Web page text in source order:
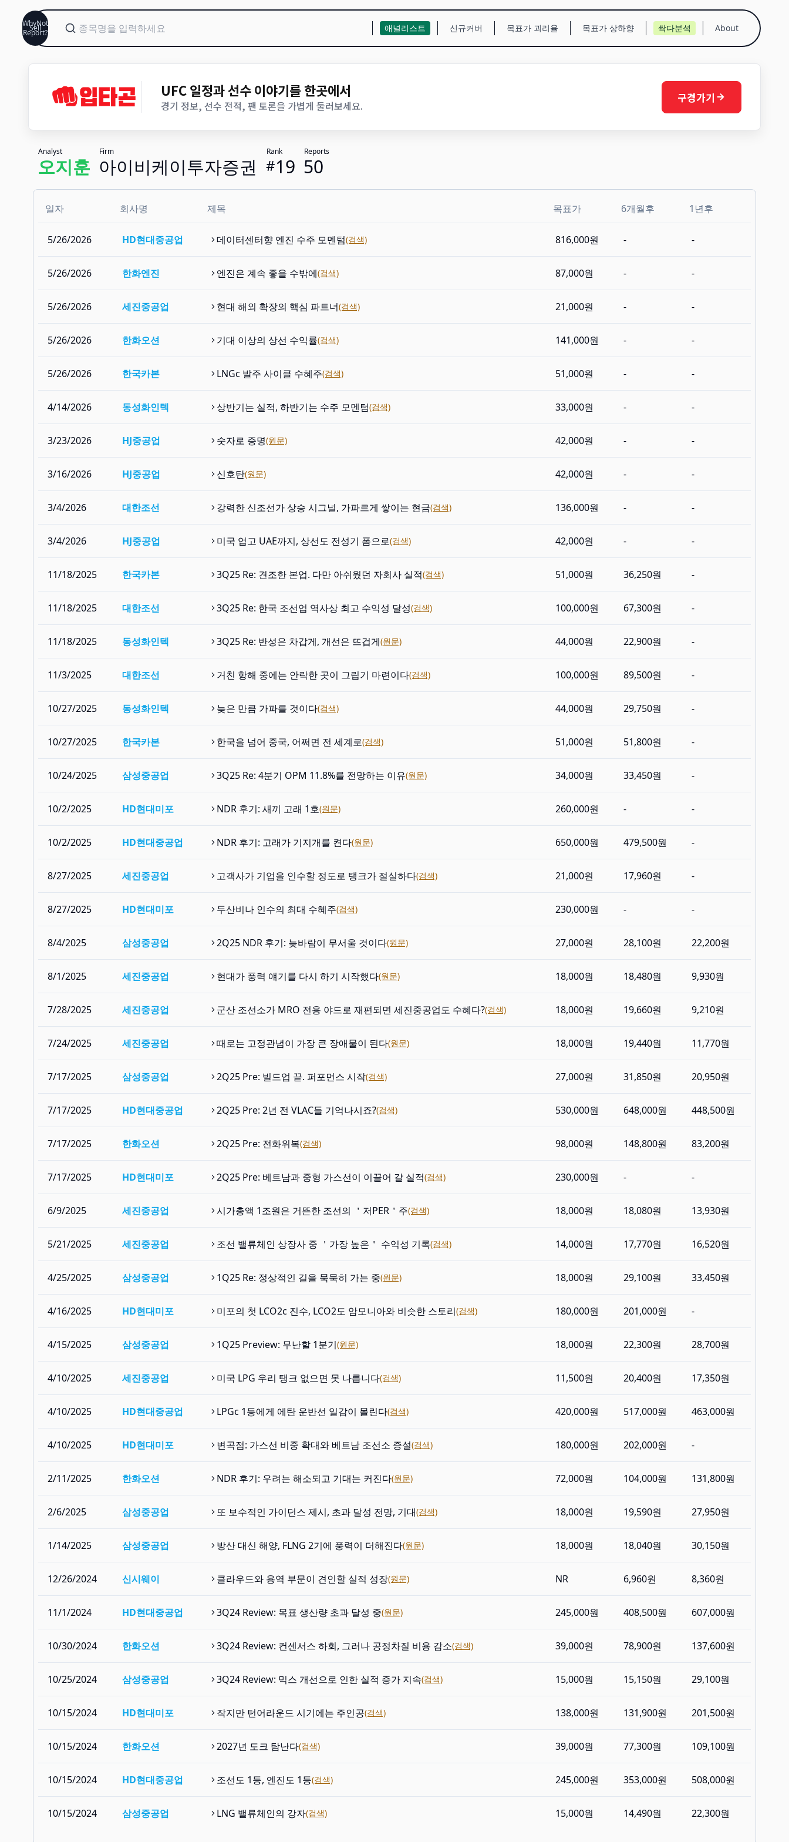
WhyNot
Sell
Report? 애널리스트 신규커버 목표가 괴리율 목표가 상하향 싹다분석 About
UFC 일정과 선수 이야기를 한곳에서
경기 정보, 선수 전적, 팬 토론을 가볍게 둘러보세요.
구경가기
Analyst
오지훈
Firm
아이비케이투자증권
Rank
#19
Reports
50
일자 회사명 제목 목표가 6개월후 1년후
5/26/2026 HD현대중공업 데이터센터향 엔진 수주 모멘텀(검색) 816,000원 - -
5/26/2026 한화엔진 엔진은 계속 좋을 수밖에(검색) 87,000원 - -
5/26/2026 세진중공업 현대 해외 확장의 핵심 파트너(검색) 21,000원 - -
5/26/2026 한화오션 기대 이상의 상선 수익률(검색) 141,000원 - -
5/26/2026 한국카본 LNGc 발주 사이클 수혜주(검색) 51,000원 - -
4/14/2026 동성화인텍 상반기는 실적, 하반기는 수주 모멘텀(검색) 33,000원 - -
3/23/2026 HJ중공업 숫자로 증명(원문) 42,000원 - -
3/16/2026 HJ중공업 신호탄(원문) 42,000원 - -
3/4/2026 대한조선 강력한 신조선가 상승 시그널, 가파르게 쌓이는 현금(검색) 136,000원 - -
3/4/2026 HJ중공업 미국 업고 UAE까지, 상선도 전성기 폼으로(검색) 42,000원 - -
11/18/2025 한국카본 3Q25 Re: 견조한 본업. 다만 아쉬웠던 자회사 실적(검색) 51,000원 36,250원 -
11/18/2025 대한조선 3Q25 Re: 한국 조선업 역사상 최고 수익성 달성(검색) 100,000원 67,300원 -
11/18/2025 동성화인텍 3Q25 Re: 반성은 차갑게, 개선은 뜨겁게(원문) 44,000원 22,900원 -
11/3/2025 대한조선 거친 항해 중에는 안락한 곳이 그립기 마련이다(검색) 100,000원 89,500원 -
10/27/2025 동성화인텍 늦은 만큼 가파를 것이다(검색) 44,000원 29,750원 -
10/27/2025 한국카본 한국을 넘어 중국, 어쩌면 전 세계로(검색) 51,000원 51,800원 -
10/24/2025 삼성중공업 3Q25 Re: 4분기 OPM 11.8%를 전망하는 이유(원문) 34,000원 33,450원 -
10/2/2025 HD현대미포 NDR 후기: 새끼 고래 1호(원문) 260,000원 - -
10/2/2025 HD현대중공업 NDR 후기: 고래가 기지개를 켠다(원문) 650,000원 479,500원 -
8/27/2025 세진중공업 고객사가 기업을 인수할 정도로 탱크가 절실하다(검색) 21,000원 17,960원 -
8/27/2025 HD현대미포 두산비나 인수의 최대 수혜주(검색) 230,000원 - -
8/4/2025 삼성중공업 2Q25 NDR 후기: 늦바람이 무서울 것이다(원문) 27,000원 28,100원 22,200원
8/1/2025 세진중공업 현대가 풍력 얘기를 다시 하기 시작했다(원문) 18,000원 18,480원 9,930원
7/28/2025 세진중공업 군산 조선소가 MRO 전용 야드로 재편되면 세진중공업도 수혜다?(검색) 18,000원 19,660원 9,210원
7/24/2025 세진중공업 때로는 고정관념이 가장 큰 장애물이 된다(원문) 18,000원 19,440원 11,770원
7/17/2025 삼성중공업 2Q25 Pre: 빌드업 끝. 퍼포먼스 시작(검색) 27,000원 31,850원 20,950원
7/17/2025 HD현대중공업 2Q25 Pre: 2년 전 VLAC들 기억나시죠?(검색) 530,000원 648,000원 448,500원
7/17/2025 한화오션 2Q25 Pre: 전화위복(검색) 98,000원 148,800원 83,200원
7/17/2025 HD현대미포 2Q25 Pre: 베트남과 중형 가스선이 이끌어 갈 실적(검색) 230,000원 - -
6/9/2025 세진중공업 시가총액 1조원은 거뜬한 조선의 ＇저PER＇주(검색) 18,000원 18,080원 13,930원
5/21/2025 세진중공업 조선 밸류체인 상장사 중 ＇가장 높은＇ 수익성 기록(검색) 14,000원 17,770원 16,520원
4/25/2025 삼성중공업 1Q25 Re: 정상적인 길을 묵묵히 가는 중(원문) 18,000원 29,100원 33,450원
4/16/2025 HD현대미포 미포의 첫 LCO2c 진수, LCO2도 암모니아와 비슷한 스토리(검색) 180,000원 201,000원 -
4/15/2025 삼성중공업 1Q25 Preview: 무난할 1분기(원문) 18,000원 22,300원 28,700원
4/10/2025 세진중공업 미국 LPG 우리 탱크 없으면 못 나릅니다(검색) 11,500원 20,400원 17,350원
4/10/2025 HD현대중공업 LPGc 1등에게 에탄 운반선 일감이 몰린다(검색) 420,000원 517,000원 463,000원
4/10/2025 HD현대미포 변곡점: 가스선 비중 확대와 베트남 조선소 증설(검색) 180,000원 202,000원 -
2/11/2025 한화오션 NDR 후기: 우려는 해소되고 기대는 커진다(원문) 72,000원 104,000원 131,800원
2/6/2025 삼성중공업 또 보수적인 가이던스 제시, 초과 달성 전망, 기대(검색) 18,000원 19,590원 27,950원
1/14/2025 삼성중공업 방산 대신 해양, FLNG 2기에 풍력이 더해진다(원문) 18,000원 18,040원 30,150원
12/26/2024 신시웨이 클라우드와 용역 부문이 견인할 실적 성장(원문) NR 6,960원 8,360원
11/1/2024 HD현대중공업 3Q24 Review: 목표 생산량 초과 달성 중(원문) 245,000원 408,500원 607,000원
10/30/2024 한화오션 3Q24 Review: 컨센서스 하회, 그러나 공정차질 비용 감소(검색) 39,000원 78,900원 137,600원
10/25/2024 삼성중공업 3Q24 Review: 믹스 개선으로 인한 실적 증가 지속(검색) 15,000원 15,150원 29,100원
10/15/2024 HD현대미포 작지만 턴어라운드 시기에는 주인공(검색) 138,000원 131,900원 201,500원
10/15/2024 한화오션 2027년 도크 탐난다(검색) 39,000원 77,300원 109,100원
10/15/2024 HD현대중공업 조선도 1등, 엔진도 1등(검색) 245,000원 353,000원 508,000원
10/15/2024 삼성중공업 LNG 밸류체인의 강자(검색) 15,000원 14,490원 22,300원